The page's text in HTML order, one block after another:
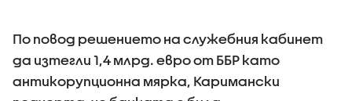
По повод решението на служебния кабинет
да изтегли 1,4 млрд. евро от ББР като
антикорупционна мярка, Каримански